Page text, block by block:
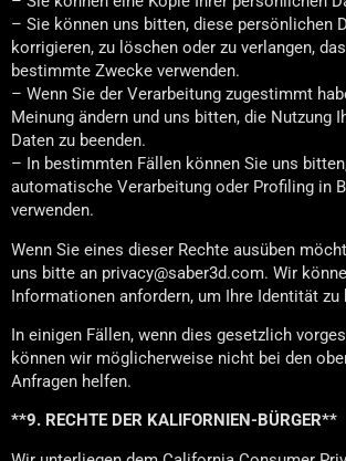
– Sie können uns bitten, diese persönlichen
korrigieren, zu löschen oder zu verlangen,
bestimmte Zwecke verwenden.
– Wenn Sie der Verarbeitung zugestimmt
Meinung ändern und uns bitten, die Nutzung
Daten zu beenden.
– In bestimmten Fällen können Sie uns
automatische Verarbeitung oder Profiling in
verwenden.
Wenn Sie eines dieser Rechte ausüben
uns bitte an privacy@saber3d.com. Wir
Informationen anfordern, um Ihre Identität zu
In einigen Fällen, wenn dies gesetzlich
können wir möglicherweise nicht bei den
Anfragen helfen.
**9. RECHTE DER KALIFORNIEN-BÜRGER**